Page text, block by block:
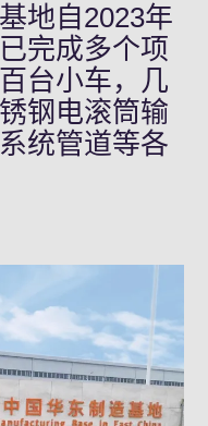
地自2023年
完成多个项
台小车，几
钢电滚筒输
统管道等各